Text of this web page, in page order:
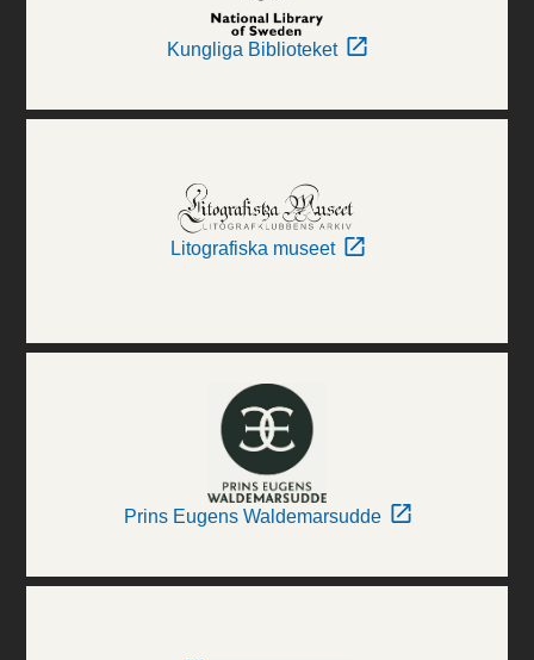
Kungliga Biblioteket
Litografiska museet
Prins Eugens Waldemarsudde